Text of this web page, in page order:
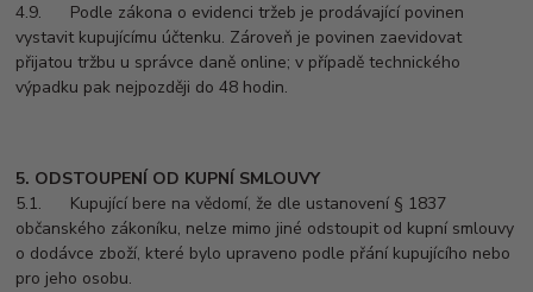
4.9. Podle zákona o evidenci tržeb je prodávající povinen
vystavit kupujícímu účtenku. Zároveň je povinen zaevidovat
přijatou tržbu u správce daně online; v případě technického
výpadku pak nejpozději do 48 hodin.
5. ODSTOUPENÍ OD KUPNÍ SMLOUVY
5.1. Kupující bere na vědomí, že dle ustanovení § 1837
občanského zákoníku, nelze mimo jiné odstoupit od kupní smlouvy
o dodávce zboží, které bylo upraveno podle přání kupujícího nebo
pro jeho osobu.